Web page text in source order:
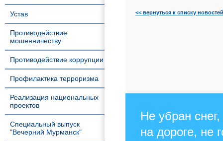
Устав
Противодействие
мошенничеству
Противодействие коррупции
Профилактика терроризма
Реализация национальных
проектов
Специальный выпуск
"Вечерний Мурманск"
<< вернуться к списку новостей
Не убран
на дороге, не